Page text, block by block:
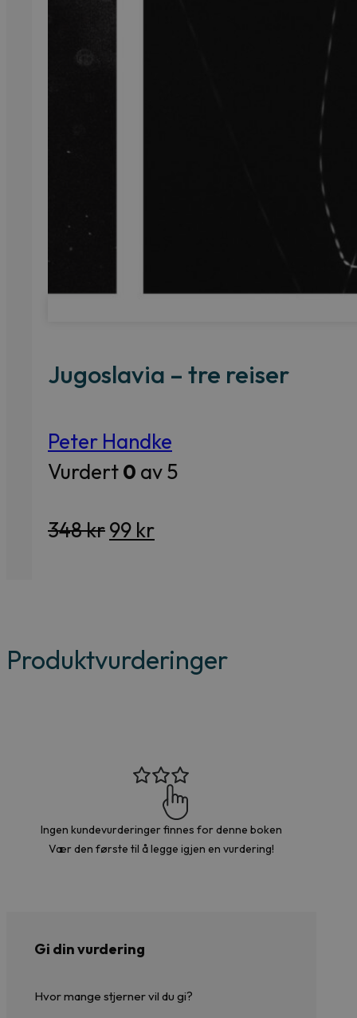
Jugoslavia – tre reiser
Peter Handke
Vurdert0 av 5
348krOpprinnelig
99 krNåværende
Produktvurderinger
Ingen kundevurderinger finnes for denne boken
Vær den første til å legge igjen en vurdering!
Gi din vurdering
Hvor mange stjerner vil du gi?